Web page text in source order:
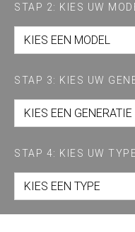
STAP 2: KIES UW
KIES EEN MODEL
STAP 3: KIES UW
KIES EEN GENERATIE
STAP 4: KIES UW TYPE
KIES EEN TYPE